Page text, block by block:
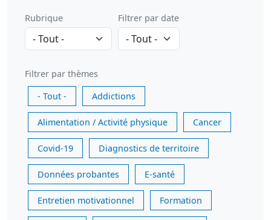
Rubrique Filtrer par date
Filtrer par thèmes
- Tout -
Addictions
Alimentation / Activité physique Cancer
Covid-19 Diagnostics de territoire
Données probantes E-santé
Entretien motivationnel Formation